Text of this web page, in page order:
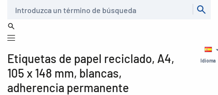
Idioma
Etiquetas de papel reciclado, A4,
105 x 148 mm, blancas,
adherencia permanente